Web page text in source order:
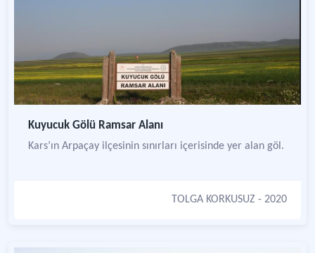
Kuyucuk Gölü Ramsar Alanı
Kars’ın Arpaçay ilçesinin sınırları içerisinde yer alan göl.
TOLGA KORKUSUZ - 2020